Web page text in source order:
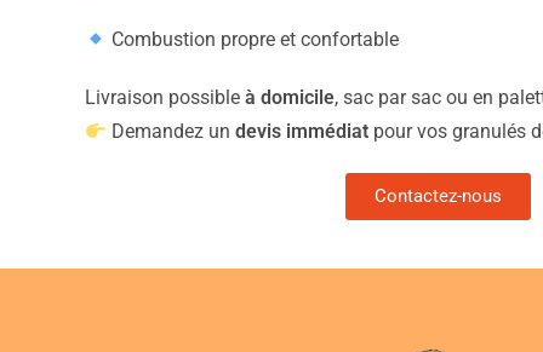
Combustion propre et confortable
Livraison possible à domicile, sac par sac ou en
Demandez undevis immédiat pour vos granulés
Contactez-nous